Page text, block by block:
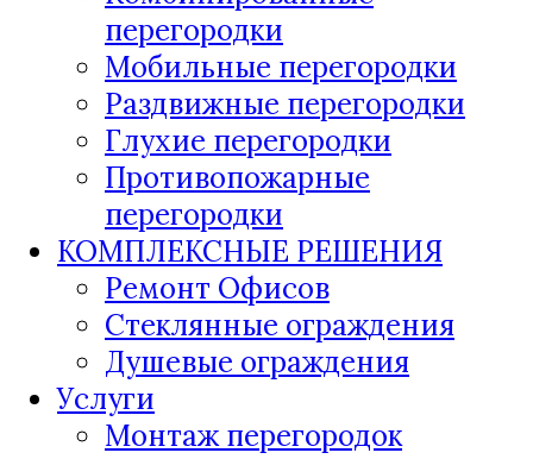
перегородки
Мобильные перегородки
Раздвижные перегородки
Глухие перегородки
Противопожарные
перегородки
КОМПЛЕКСНЫЕ РЕШЕНИЯ
Ремонт Офисов
Стеклянные ограждения
Душевые ограждения
Услуги
Монтаж перегородок